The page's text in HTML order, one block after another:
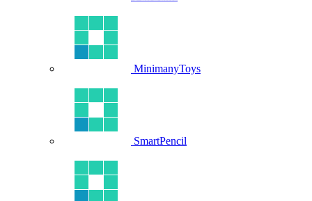
MinimanyToys
SmartPencil